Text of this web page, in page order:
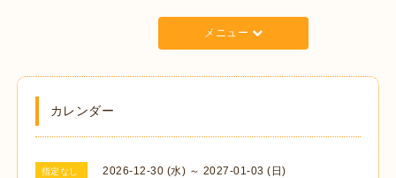
メニュー
カレンダー
指定なし 2026-12-30 (水) ～ 2027-01-03 (日)